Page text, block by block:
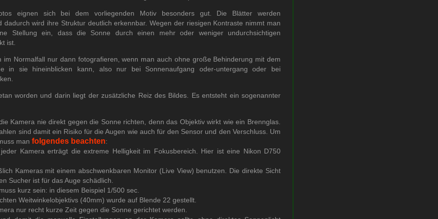
eignen sich bei dem vorliegenden Motiv besonders gut. Die Blätter werden
dadurch wird ihre Struktur deutlich erkennbar. Wegen der riesigen Kontraste nimmt man
Stellung ein, dass die Sonne durch einen mehr oder weniger undurchsichtigen
ist.
im Normalfall nur dann fotografieren, wenn man auch ohne große Behinderung mit dem
in sie hineinblicken kann, also nur bei Sonnenaufgang oder-untergang oder bei
worden und darin liegt der zusätzliche Reiz des Bildes. Es entsteht ein sogenannter
Kamera nie direkt gegen die Sonne richten, denn das Objektiv wirkt wie ein Brennglas.
sind damit ein Risiko für die Augen wie auch für den Sensor und den Verschluss. Um
man folgendes beachten:
Kamera erträgt die extreme Helligkeit im Fokusbereich. Hier ist eine Nikon D750
Kameras mit einem abschwenkbaren Monitor (Live View) benutzen. Die direkte Sicht
Sucher ist für das Auge schädlich.
kurz sein: in diesem Beispiel 1/500 sec.
Weitwinkelobjektivs (40mm) wurde auf Blende 22 gestellt.
nur recht kurze Zeit gegen die Sonne gerichtet werden.